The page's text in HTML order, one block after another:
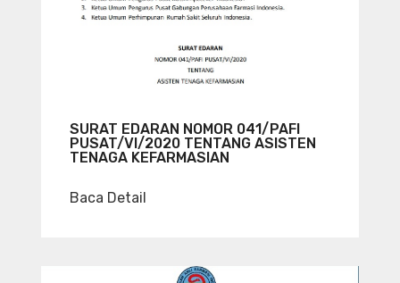
SURAT EDARAN NOMOR 041/PAFI
PUSAT/VI/2020 TENTANG ASISTEN
TENAGA KEFARMASIAN
Baca Detail